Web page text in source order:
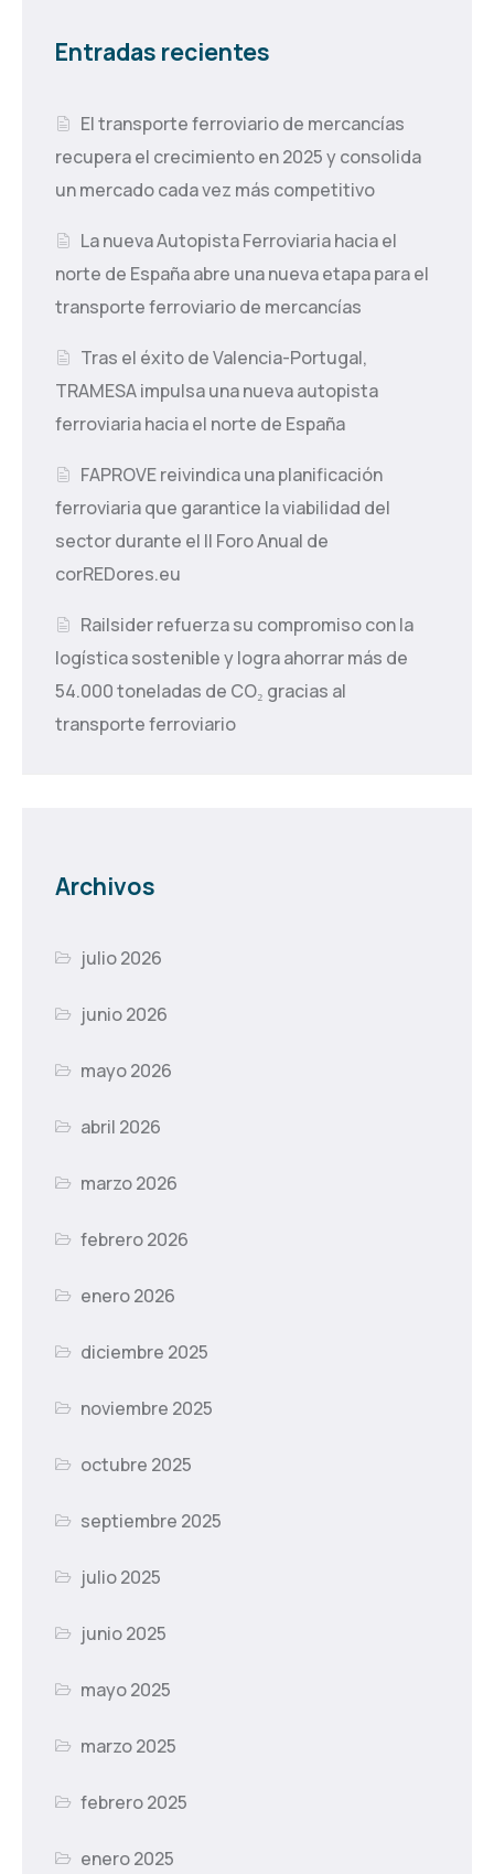
Entradas recientes
El transporte ferroviario de mercancías
recupera el crecimiento en 2025 y consolida
un mercado cada vez más competitivo
La nueva Autopista Ferroviaria hacia el
norte de España abre una nueva etapa para el
transporte ferroviario de mercancías
Tras el éxito de Valencia-Portugal,
TRAMESA impulsa una nueva autopista
ferroviaria hacia el norte de España
FAPROVE reivindica una planificación
ferroviaria que garantice la viabilidad del
sector durante el II Foro Anual de
corREDores.eu
Railsider refuerza su compromiso con la
logística sostenible y logra ahorrar más de
54.000 toneladas de CO₂ gracias al
transporte ferroviario
Archivos
julio 2026
junio 2026
mayo 2026
abril 2026
marzo 2026
febrero 2026
enero 2026
diciembre 2025
noviembre 2025
octubre 2025
septiembre 2025
julio 2025
junio 2025
mayo 2025
marzo 2025
febrero 2025
enero 2025